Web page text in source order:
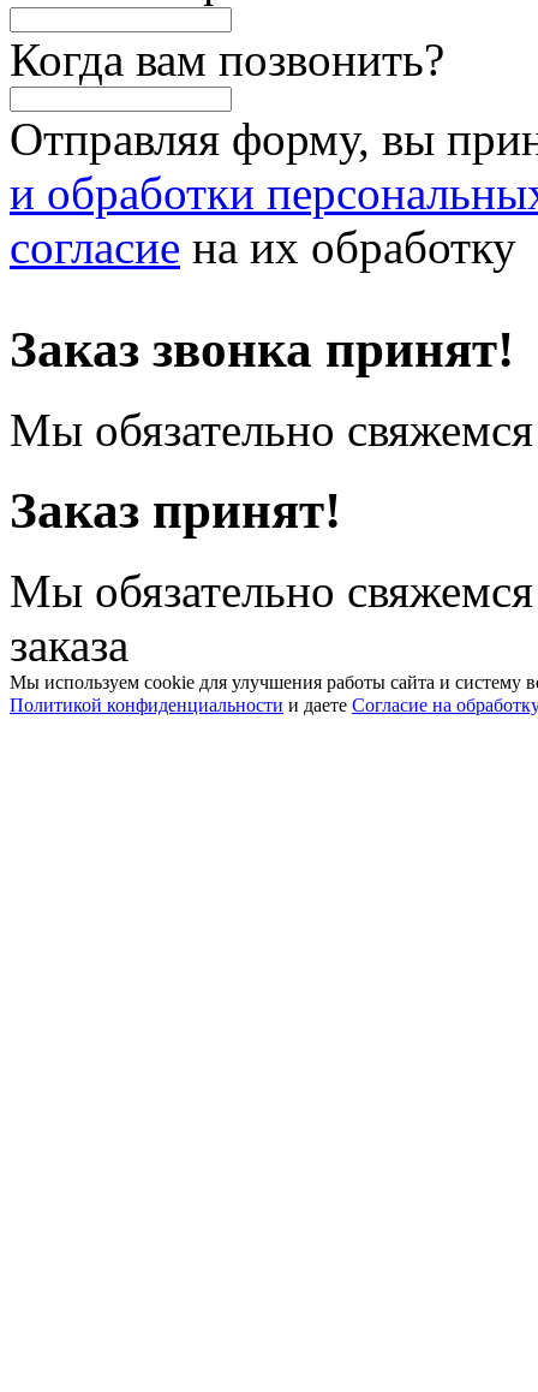
Когда вам позвонить?
Отправляя форму, вы
и обработки
согласие на их обработку
Заказ звонка принят!
Мы обязательно
Заказ принят!
Мы обязательно
заказа
Мы используем cookie для улучшения работы сайта и систему
Политикой конфиденциальности и даете Согласие на